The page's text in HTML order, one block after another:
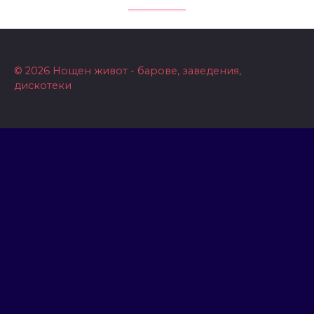
© 2026 Нощен живот - барове, заведения,
дискотеки